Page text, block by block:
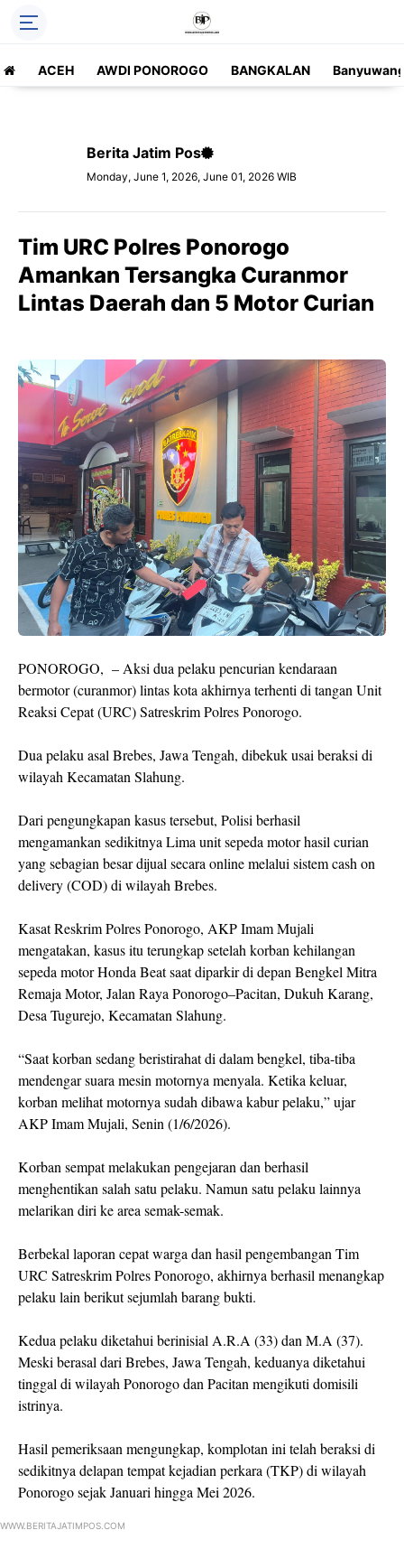
ACEH AWDI PONOROGO BANGKALAN
Berita Jatim Pos
Monday, June 1, 2026, June 01, 2026 WIB
Tim URC Polres Ponorogo
Amankan Tersangka Curanmor
Lintas Daerah dan 5 Motor Curian
PONOROGO, – Aksi dua pelaku pencurian kendaraan
bermotor (curanmor) lintas kota akhirnya terhenti di tangan Unit
Reaksi Cepat (URC) Satreskrim Polres Ponorogo.
Dua pelaku asal Brebes, Jawa Tengah, dibekuk usai beraksi di
wilayah Kecamatan Slahung.
Dari pengungkapan kasus tersebut, Polisi berhasil
mengamankan sedikitnya Lima unit sepeda motor hasil curian
yang sebagian besar dijual secara online melalui sistem cash on
delivery (COD) di wilayah Brebes.
Kasat Reskrim Polres Ponorogo, AKP Imam Mujali
mengatakan, kasus itu terungkap setelah korban kehilangan
sepeda motor Honda Beat saat diparkir di depan Bengkel Mitra
Remaja Motor, Jalan Raya Ponorogo–Pacitan, Dukuh Karang,
Desa Tugurejo, Kecamatan Slahung.
“Saat korban sedang beristirahat di dalam bengkel, tiba-tiba
mendengar suara mesin motornya menyala. Ketika keluar,
korban melihat motornya sudah dibawa kabur pelaku,” ujar
AKP Imam Mujali, Senin (1/6/2026).
Korban sempat melakukan pengejaran dan berhasil
menghentikan salah satu pelaku. Namun satu pelaku lainnya
melarikan diri ke area semak-semak.
Berbekal laporan cepat warga dan hasil pengembangan Tim
URC Satreskrim Polres Ponorogo, akhirnya berhasil menangkap
pelaku lain berikut sejumlah barang bukti.
Kedua pelaku diketahui berinisial A.R.A (33) dan M.A (37).
Meski berasal dari Brebes, Jawa Tengah, keduanya diketahui
tinggal di wilayah Ponorogo dan Pacitan mengikuti domisili
istrinya.
Hasil pemeriksaan mengungkap, komplotan ini telah beraksi di
sedikitnya delapan tempat kejadian perkara (TKP) di wilayah
Ponorogo sejak Januari hingga Mei 2026.
WWW.BERITAJATIMPOS.COM